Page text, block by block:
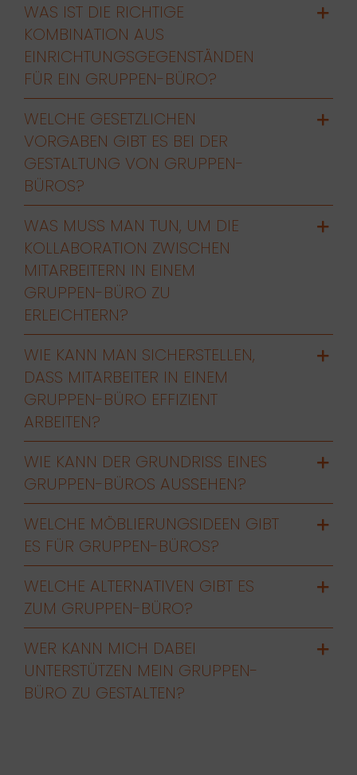
WAS IST DIE RICHTIGE
KOMBINATION AUS
EINRICHTUNGSGEGENSTÄNDEN
FÜR EIN GRUPPEN-BÜRO?
WELCHE GESETZLICHEN
VORGABEN GIBT ES BEI DER
GESTALTUNG VON GRUPPEN-
BÜROS?
WAS MUSS MAN TUN, UM DIE
KOLLABORATION ZWISCHEN
MITARBEITERN IN EINEM
GRUPPEN-BÜRO ZU
ERLEICHTERN?
WIE KANN MAN SICHERSTELLEN,
DASS MITARBEITER IN EINEM
GRUPPEN-BÜRO EFFIZIENT
ARBEITEN?
WIE KANN DER GRUNDRISS EINES
GRUPPEN-BÜROS AUSSEHEN?
WELCHE MÖBLIERUNGSIDEEN GIBT
ES FÜR GRUPPEN-BÜROS?
WELCHE ALTERNATIVEN GIBT ES
ZUM GRUPPEN-BÜRO?
WER KANN MICH DABEI
UNTERSTÜTZEN MEIN GRUPPEN-
BÜRO ZU GESTALTEN?